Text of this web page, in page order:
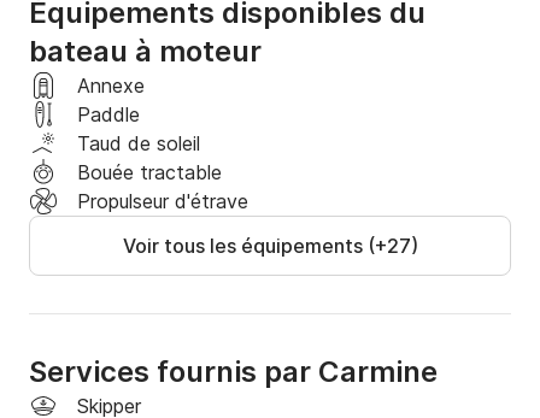
- Carburant
- Apéritif de bienvenue, boissons sans alcool, amuse-
gueules, fruits, scooters sous-marins, accessoires de
snorkeling, réfrigérateur, salle de bain
Pour le déjeuner, vous pourrez profiter des célèbres
restaurants de plage situés le long de la côte.
Louez ce magnifique gozzo, idéal pour une journée en
mer placée sous le signe de la détente et du
À bord, de vastes bains de soleil vous permettront
Équipements disponibles du
bateau à moteur
Annexe
Paddle
Taud de soleil
Bouée tractable
Propulseur d'étrave
Voir tous les équipements (+27)
Services fournis par Carmine
Skipper